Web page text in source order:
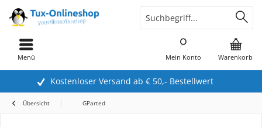
Kostenloser Versand ab € 50,- Bestellwert
Warenkorb
Mein Konto
Menü
Übersicht GParted